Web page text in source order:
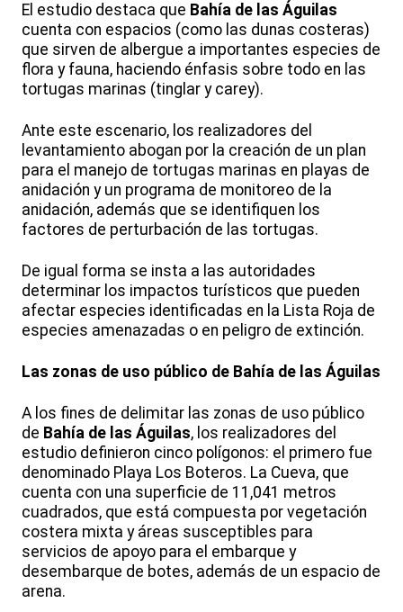
El estudio destaca que Bahía de las Águilas
cuenta con espacios (como las dunas costeras)
que sirven de albergue a importantes especies de
flora y fauna, haciendo énfasis sobre todo en las
tortugas marinas (tinglar y carey).
Ante este escenario, los realizadores del
levantamiento abogan por la creación de un plan
para el manejo de tortugas marinas en playas de
anidación y un programa de monitoreo de la
anidación, además que se identifiquen los
factores de perturbación de las tortugas.
De igual forma se insta a las autoridades
determinar los impactos turísticos que pueden
afectar especies identificadas en la Lista Roja de
especies amenazadas o en peligro de extinción.
Las zonas de uso público de Bahía de las Águilas
A los fines de delimitar las zonas de uso público
de Bahía de las Águilas, los realizadores del
estudio definieron cinco polígonos: el primero fue
denominado Playa Los Boteros. La Cueva, que
cuenta con una superficie de 11,041 metros
cuadrados, que está compuesta por vegetación
costera mixta y áreas susceptibles para
servicios de apoyo para el embarque y
desembarque de botes, además de un espacio de
arena.